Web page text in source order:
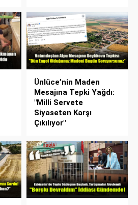
Ünlüce’nin Maden
Mesajına Tepki Yağdı:
"Milli Servete
Siyaseten Karşı
Çıkılıyor"